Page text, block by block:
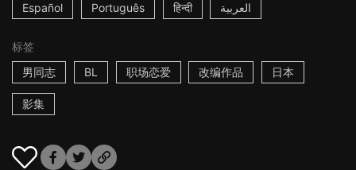
Español Português हिन्दी العربية
标签
男同志
BL 职场恋爱 改编作品 日本
影集